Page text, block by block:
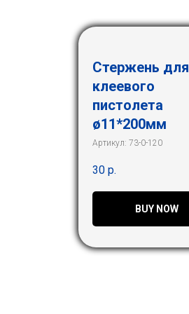
Стержень для
клеевого
пистолета
ø11*200мм
Артикул: 73-0-120
30 р.
BUY NOW